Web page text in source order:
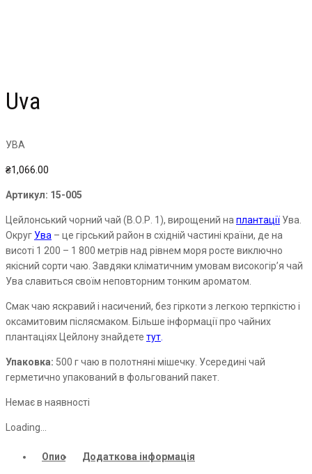
Uva
УВА
₴1,066.00
Артикул: 15-005
Цейлонський чорний чай (В.О.Р. 1), вирощений наплантації Ува.
Округ Ува – це гірський район в східній частині країни, де на
висоті 1 200 – 1 800 метрів над рівнем моря росте виключно
якісний сорти чаю. Завдяки кліматичним умовам високогір’я чай
Ува славиться своїм неповторним тонким ароматом.
Смак чаю яскравий і насичений, без гіркоти з легкою терпкістю і
оксамитовим післясмаком. Більше інформації про чайних
плантаціях Цейлону знайдете тут.
Упаковка: 500 г чаю в полотняні мішечку. Усередині чай
герметично упакований в фольгований пакет.
Немає в наявності
Loading...
Опис Додаткова інформація